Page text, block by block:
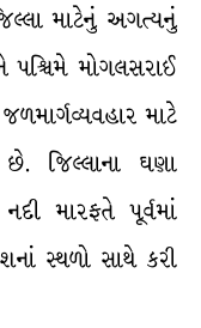
માટેનું અગત્યનું
મોગલસરાઈ
માટે
જિલ્લાના ઘણા
મારફતે પૂર્વમાં
સ્થળો સાથે કરી